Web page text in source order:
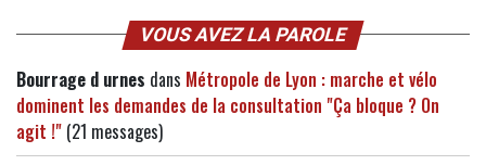
VOUS AVEZ LA PAROLE
Bourrage d urnes dans Métropole de Lyon : marche et vélo
dominent les demandes de la consultation "Ça bloque ? On
agit !" (21 messages)